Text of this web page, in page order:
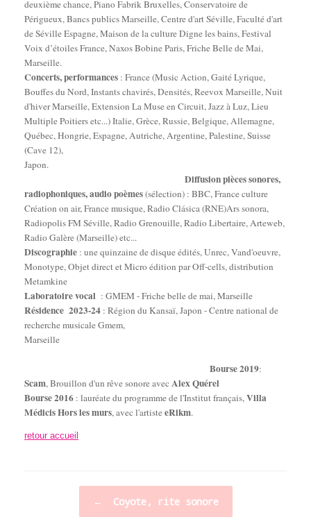
deuxième chance, Piano Fabrik Bruxelles, Conservatoire de
Périgueux, Bancs publics Marseille, Centre d'art Séville, Faculté d'art
de Séville Espagne, Maison de la culture Digne les bains, Festival
Voix d’étoiles France, Naxos Bobine Paris, Friche Belle de Mai,
Marseille.
Concerts, performances : France (Music Action, Gaité Lyrique,
Bouffes du Nord, Instants chavirés, Densités, Reevox Marseille, Nuit
d'hiver Marseille, Extension La Muse en Circuit, Jazz à Luz, Lieu
Multiple Poitiers etc...) Italie, Grèce, Russie, Belgique, Allemagne,
Québec, Hongrie, Espagne, Autriche, Argentine, Palestine, Suisse
(Cave 12),
Japon.
Diffusion pièces sonores,
radiophoniques, audio poèmes(sélection) : BBC, France culture
Création on air, France musique, Radio Clásica (RNE)Ars sonora,
Radiopolis FM Séville, Radio Grenouille, Radio Libertaire, Arteweb,
Radio Galère (Marseille) etc...
Discographie : une quinzaine de disque édités, Unrec, Vand'oeuvre,
Monotype, Objet direct et Micro édition par Off-cells, distribution
Metamkine
Laboratoire vocal : GMEM - Friche belle de mai, Marseille
Résidence 2023-24 : Région du Kansaï, Japon - Centre national de
recherche musicale Gmem,
Marseille
Bourse 2019:
Scam, Brouillon d'un rêve sonore avecAlex Quérel
Bourse 2016 : lauréate du programme de l'Institut français,Villa
Médicis Hors les murs, avec l'artisteeRikm.
retour accueil
← Coyote, rite sonore